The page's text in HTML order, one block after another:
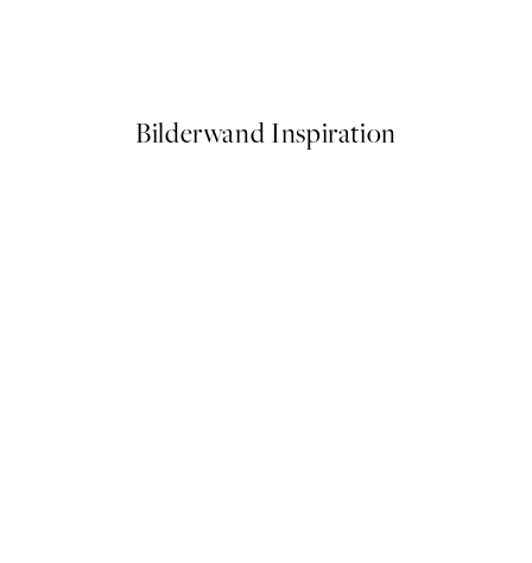
Bilderwand Inspiration